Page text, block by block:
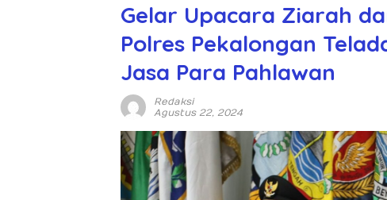
Gelar Upacara Ziarah
Polres Pekalongan
Jasa Para Pahlawan
Redaksi
Agustus 22, 2024